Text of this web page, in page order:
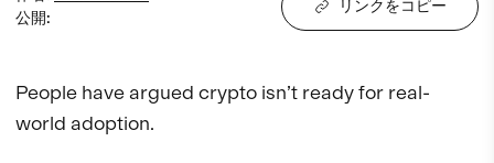
公開:
リンクをコピー
People have argued crypto isn’t ready for real-
world adoption.